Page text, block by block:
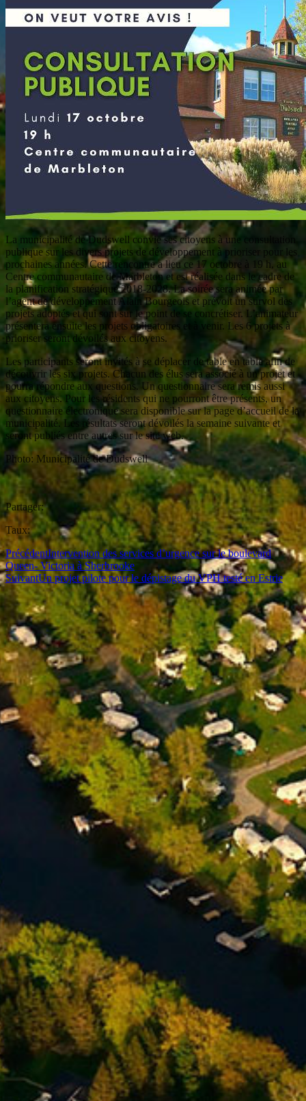
La municipalité de Dudswell convie ses citoyens à une consultation
publique sur les divers projets de développement à prioriser pour les
prochaines années. Cette rencontre a lieu ce 17 octobre à 19 h, au
Centre communautaire de Marbleton et est réalisée dans le cadre de
la planification stratégique 2018-2028. La soirée sera animée par
l’agent de développement Alain Bourgeois et prévoit un survol des
projets adoptés et qui sont sur le point de se concrétiser. L’animateur
présentera ensuite les projets obligatoires et à venir. Les 6 projets à
prioriser seront dévoilés aux citoyens.
Les participants seront invités à se déplacer de table en table afin de
découvrir les six projets. Chacun des élus sera associé à un projet et
pourra répondre aux questions. Un questionnaire sera remis aussi
aux citoyens. Pour les résidents qui ne pourront être présents, un
questionnaire électronique sera disponible sur la page d’accueil de la
municipalité. Les résultats seront dévoilés la semaine suivante et
seront publiés entre autres sur le site web.
Photo: Municipalité de Dudswell
Partager:
Taux:
PrécédentIntervention des services d’urgence sur le boulevard
Queen- Victoria à Sherbrooke
SuivantUn projet pilote pour le dépistage du VPH testé en Estrie